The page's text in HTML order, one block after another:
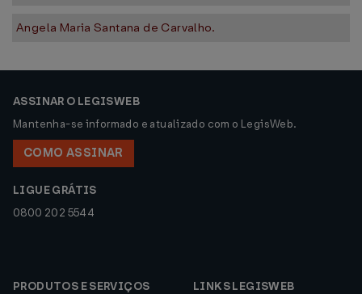
Angela Maria Santana de Carvalho.
ASSINAR O LEGISWEB
Mantenha-se informado e atualizado com o LegisWeb.
COMO ASSINAR
LIGUE GRÁTIS
0800 202 5544
PRODUTOS E SERVIÇOS
LINKS LEGISWEB